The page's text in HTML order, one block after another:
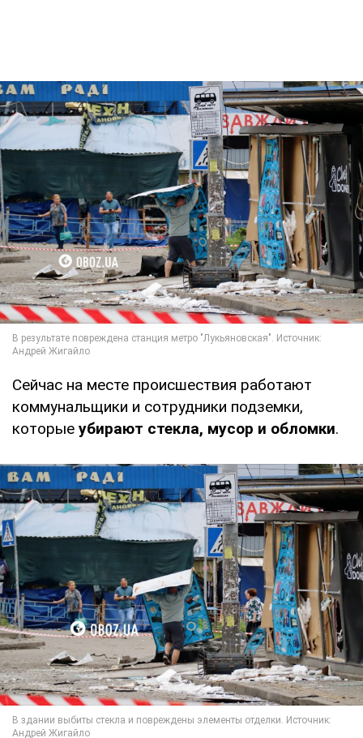
Сейчас на месте происшествия работают
коммунальщики и сотрудники подземки,
которые убирают стекла, мусор и обломки.